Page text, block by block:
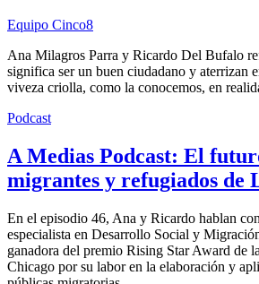
Equipo Cinco8
Ana Milagros Parra y Ricardo Del Bufalo
significa ser un buen ciudadano y aterrizan
viveza criolla, como la conocemos, en
Podcast
A Medias Podcast: El
migrantes y refugiados de
En el episodio 46, Ana y Ricardo hablan
especialista en Desarrollo Social y
ganadora del premio Rising Star Award de
Chicago por su labor en la elaboración y